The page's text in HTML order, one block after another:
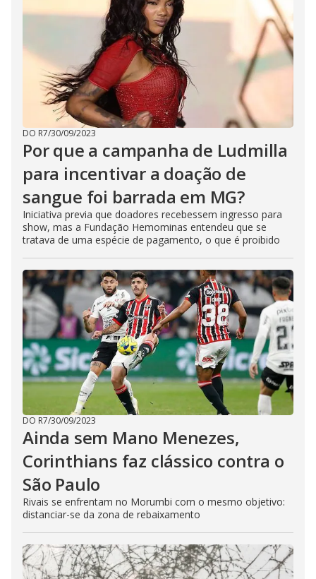
DO R7/30/09/2023
Por que a campanha de Ludmilla
para incentivar a doação de
sangue foi barrada em MG?
Iniciativa previa que doadores recebessem ingresso para
show, mas a Fundação Hemominas entendeu que se
tratava de uma espécie de pagamento, o que é proibido
DO R7/30/09/2023
Ainda sem Mano Menezes,
Corinthians faz clássico contra o
São Paulo
Rivais se enfrentam no Morumbi com o mesmo objetivo:
distanciar-se da zona de rebaixamento